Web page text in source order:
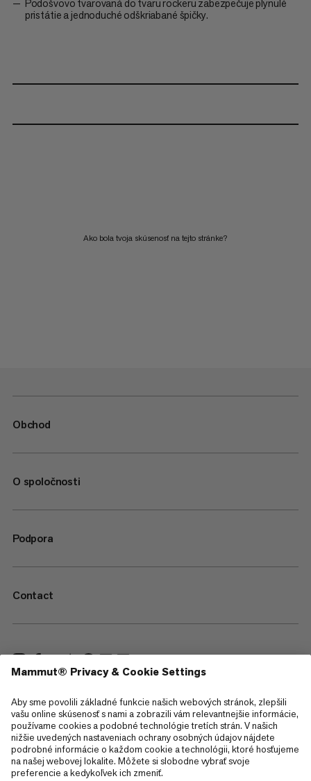
Podošvovo tvarovaná do tvaru rockeru zabezpečuje plynulé
pristátie a jednoduché odškriabané špičky.
Ako bola tvoja skúsenosť na tejto stránke?
Obchod
O spoločnosti
Podpora
Contact
—
Sitemap